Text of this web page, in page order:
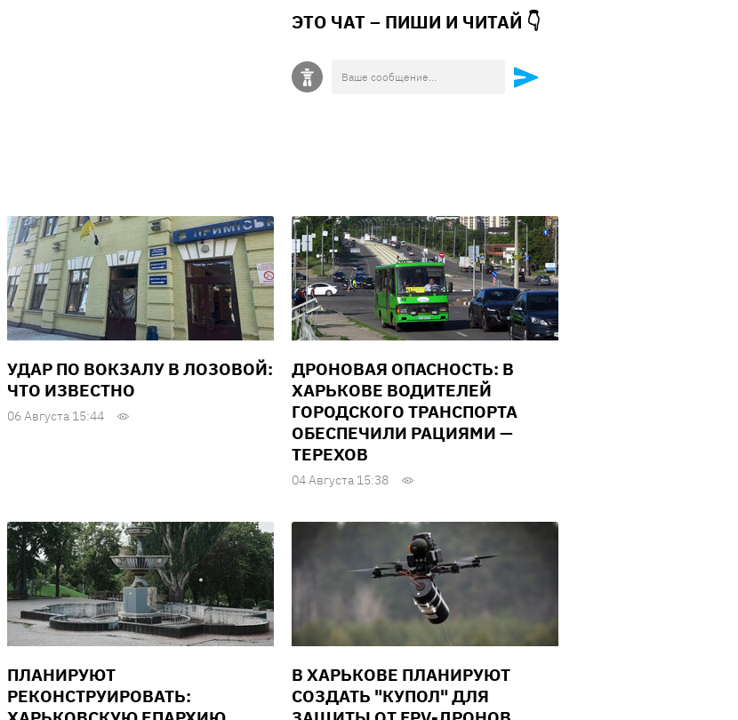
ЭТО ЧАТ – ПИШИ И ЧИТАЙ 👇
УДАР ПО ВОКЗАЛУ В ЛОЗОВОЙ:
ЧТО ИЗВЕСТНО
06 Августа 15:44
ДРОНОВАЯ ОПАСНОСТЬ: В
ХАРЬКОВЕ ВОДИТЕЛЕЙ
ГОРОДСКОГО ТРАНСПОРТА
ОБЕСПЕЧИЛИ РАЦИЯМИ —
ТЕРЕХОВ
04 Августа 15:38
ПЛАНИРУЮТ
РЕКОНСТРУИРОВАТЬ:
В ХАРЬКОВЕ ПЛАНИРУЮТ
СОЗДАТЬ "КУПОЛ" ДЛЯ